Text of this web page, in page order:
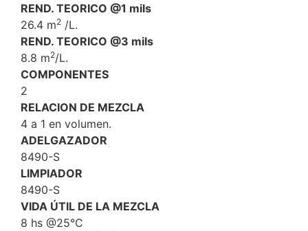
REND. TEORICO @1 mils
26.4 m2 /L.
REND. TEORICO @3 mils
8.8 m2/L.
COMPONENTES
2
RELACION DE MEZCLA
4 a 1 en volumen.
ADELGAZADOR
8490-S
LIMPIADOR
8490-S
VIDA ÚTIL DE LA MEZCLA
8 hs @25°C